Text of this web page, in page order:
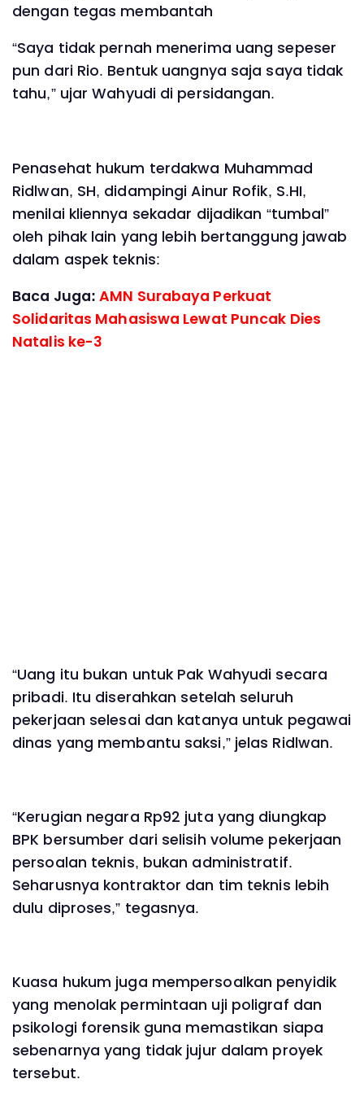
dengan tegas membantah
“Saya tidak pernah menerima uang sepeser
pun dari Rio. Bentuk uangnya saja saya tidak
tahu,” ujar Wahyudi di persidangan.
Penasehat hukum terdakwa Muhammad
Ridlwan, SH, didampingi Ainur Rofik, S.HI,
menilai kliennya sekadar dijadikan “tumbal”
oleh pihak lain yang lebih bertanggung jawab
dalam aspek teknis:
Baca Juga:AMN Surabaya Perkuat
Solidaritas Mahasiswa Lewat Puncak Dies
Natalis ke-3
“Uang itu bukan untuk Pak Wahyudi secara
pribadi. Itu diserahkan setelah seluruh
pekerjaan selesai dan katanya untuk pegawai
dinas yang membantu saksi,” jelas Ridlwan.
“Kerugian negara Rp92 juta yang diungkap
BPK bersumber dari selisih volume pekerjaan
persoalan teknis, bukan administratif.
Seharusnya kontraktor dan tim teknis lebih
dulu diproses,” tegasnya.
Kuasa hukum juga mempersoalkan penyidik
yang menolak permintaan uji poligraf dan
psikologi forensik guna memastikan siapa
sebenarnya yang tidak jujur dalam proyek
tersebut.